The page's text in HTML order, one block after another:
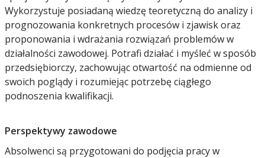
Wykorzystuje posiadaną wiedzę teoretyczną do analizy i
prognozowania konkretnych procesów i zjawisk oraz
proponowania i wdrażania rozwiązań problemów w
działalności zawodowej. Potrafi działać i myśleć w sposób
przedsiębiorczy, zachowując otwartość na odmienne od
swoich poglądy i rozumiejąc potrzebę ciągłego
podnoszenia kwalifikacji.
Perspektywy zawodowe
Absolwenci są przygotowani do podjęcia pracy w